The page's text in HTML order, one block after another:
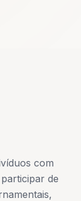
com
de